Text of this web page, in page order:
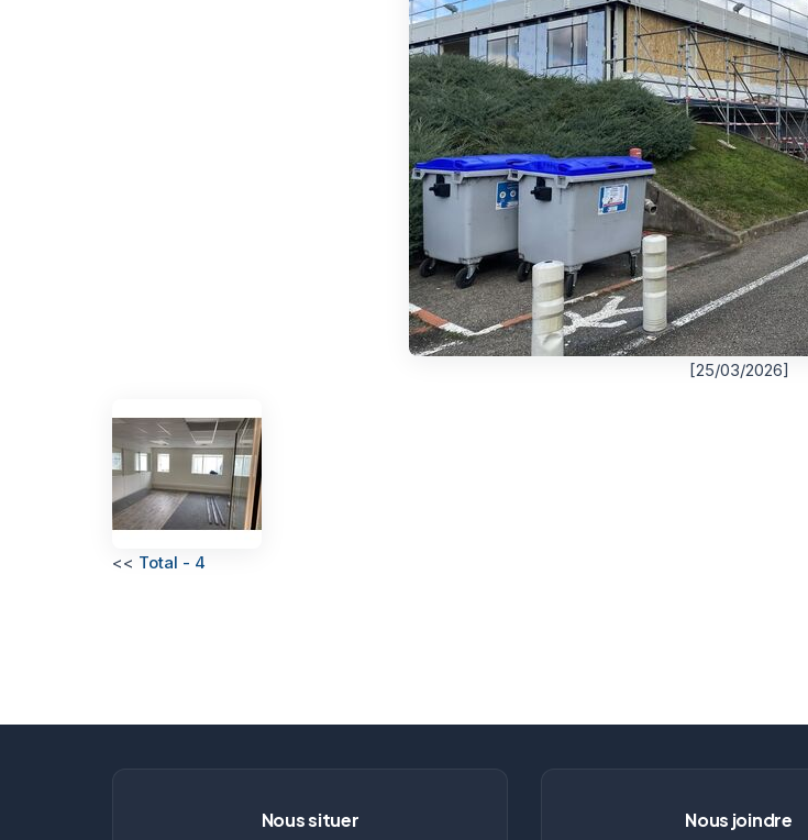
[25/03/2026]
<< Total - 4
Nous situer Nous joindre